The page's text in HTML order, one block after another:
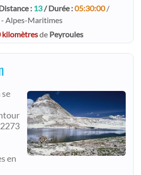
: 13/ Durée :05:30:00/
- Alpes-Maritimes
kilomètresde Peyroules
se
en